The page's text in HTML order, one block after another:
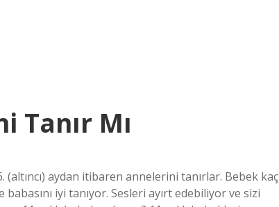
Tanır Mı
(altıncı) aydan itibaren annelerini tanırlar. Bebek kaç
iyi tanıyor. Sesleri ayırt edebiliyor ve sizi